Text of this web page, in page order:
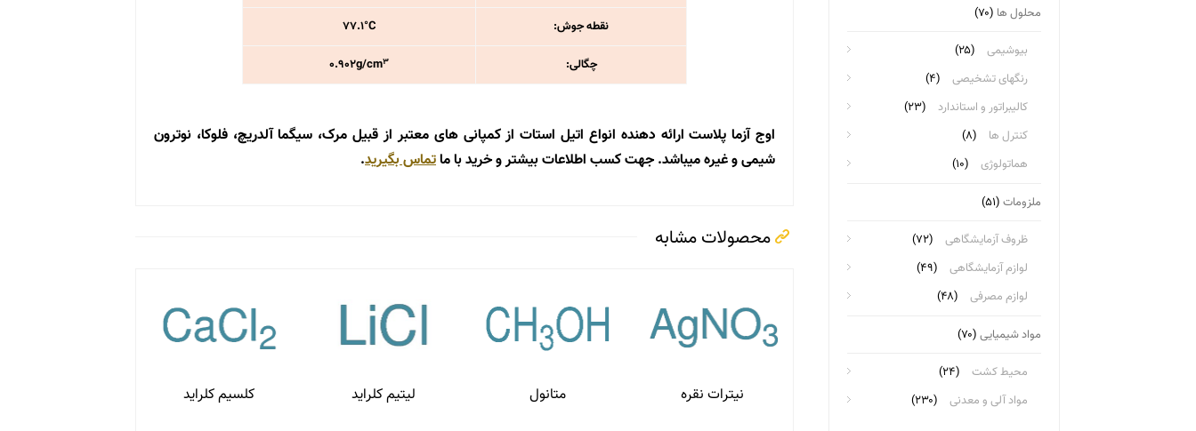
نقطه جوش: ۷۷.۱°C
چگالی: ۰.۹۰۲g/cm۳
اوج آزما پلاست ارائه دهنده انواع اتیل استات از کمپانی های معتبر از قبیل مرک، سیگما آلدریچ، فلوکا، نوترون
شیمی و غیره میباشد. جهت کسب اطلاعات بیشتر و خرید با ماتماس بگیرید.
محصولات مشابه
کلسیم کلراید لیتیم کلراید متانول نیترات نقره
محلول ها (۷۰)
بیوشیمی
(۲۵)
رنگهای تشخیصی
(۴)
کالیبراتور و استاندارد
(۲۳)
کنترل ها
(۸)
هماتولوژی
(۱۰)
ملزومات (۵۱)
ظروف آزمایشگاهی
(۷۲)
لوازم آزمایشگاهی
(۴۹)
لوازم مصرفی
(۴۸)
مواد شیمیایی (۷۰)
محیط کشت
(۲۴)
مواد آلی و معدنی
(۲۳۰)